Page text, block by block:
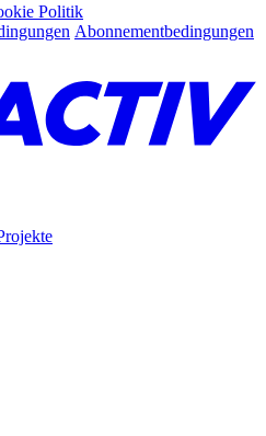
Politik
Abonnementbedingungen